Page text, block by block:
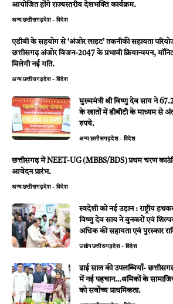
आयोजित होंगे राज्यस्तरीय देशभक्ति कार्यक्रम.
अन्यछत्तीसगढ़देश - विदेश
एडीबी के सहयोग से ‘अंजोर लाइट’ तकनीकी सहायता
छत्तीसगढ़ अंजोर विजन-2047 के प्रभावी क्रियान्वयन,
मिलेगी नई गति.
अन्यछत्तीसगढ़देश - विदेश
मुख्यमंत्री श्री विष्णु देव साय ने
के खातों में डीबीटी के माध्यम से
रुपये.
अन्यछत्तीसगढ़देश - विदेश
छत्तीसगढ़ में NEET-UG (MBBS/BDS) प्रथम चरण
आवेदन प्रारंभ.
अन्यछत्तीसगढ़देश - विदेश
स्वदेशी को नई उड़ान : राष्ट्रीय
विष्णु देव साय ने बुनकरों एवं
अधिक की सहायता एवं पुरस्कार
उद्योगछत्तीसगढ़देश - विदेश
ढाई साल की उपलब्धियाँ-
में नई पहचान…श्रमिकों के
को सर्वाेच्च प्राथमिकता.